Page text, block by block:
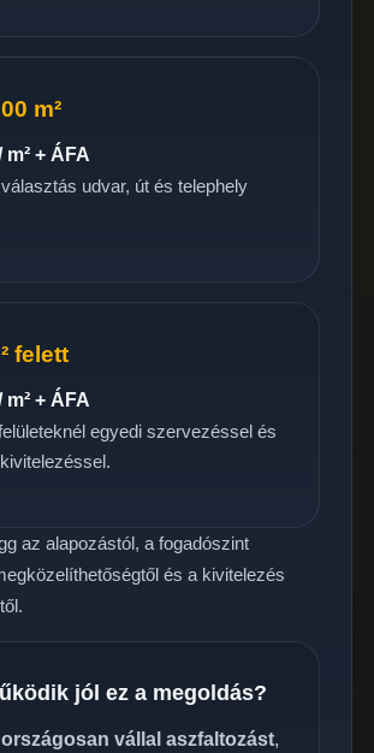
m²
m² + ÁFA
udvar, út és telephely
felett
m² + ÁFA
egyedi szervezéssel és
az alapozástól, a fogadószint
és a kivitelezés
jól ez a megoldás?
országosan vállal aszfaltozást,